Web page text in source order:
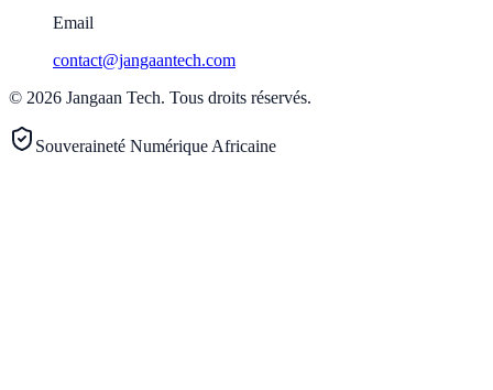
Email
contact@jangaantech.com
© 2026 Jangaan Tech. Tous droits réservés.
Souveraineté Numérique Africaine